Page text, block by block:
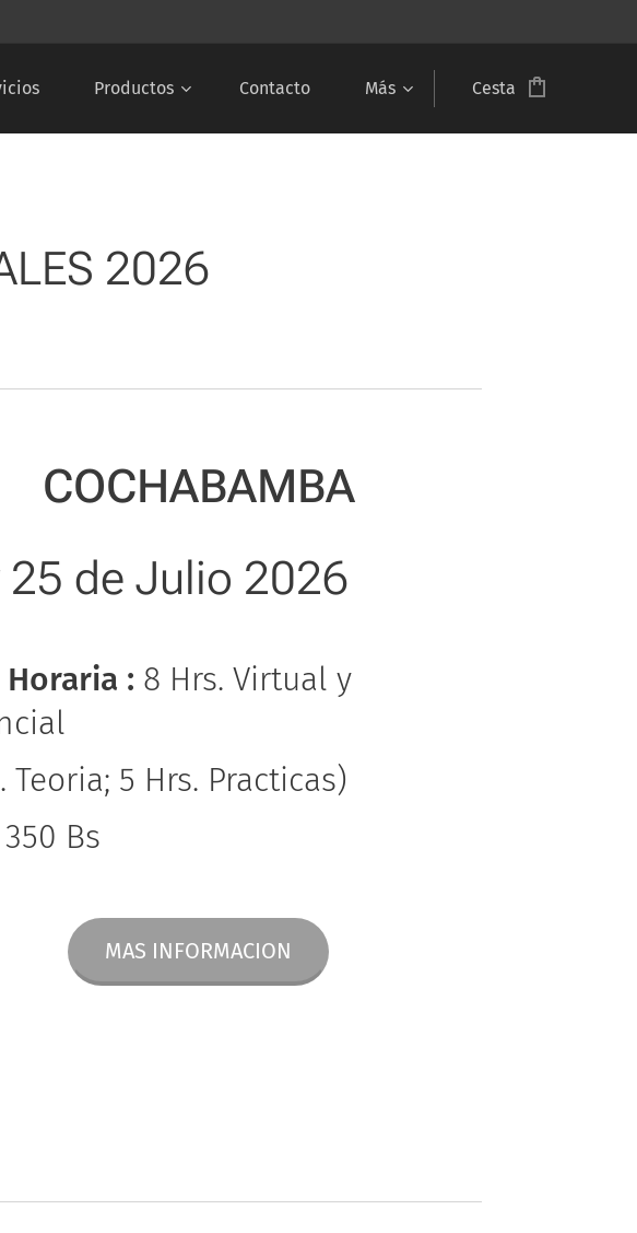
Productos Contacto Más Cesta
2026
COCHABAMBA
25 de Julio 2026
Horaria : 8 Hrs. Virtual y
Teoria; 5 Hrs. Practicas)
350 Bs
MAS INFORMACION